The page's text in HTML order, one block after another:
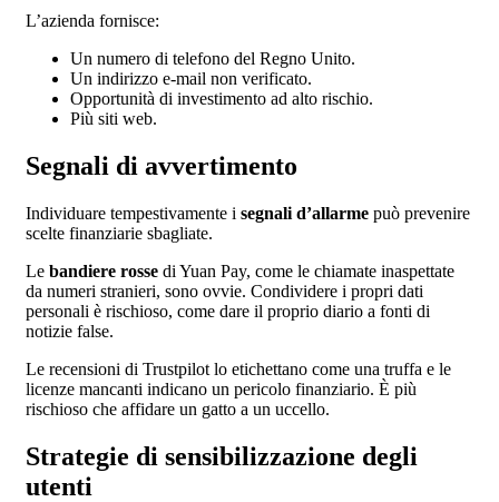
L’azienda fornisce:
Un numero di telefono del Regno Unito.
Un indirizzo e-mail non verificato.
Opportunità di investimento ad alto rischio.
Più siti web.
Segnali di avvertimento
Individuare tempestivamente i segnali d’allarme può prevenire
scelte finanziarie sbagliate.
Le bandiere rosse di Yuan Pay, come le chiamate inaspettate
da numeri stranieri, sono ovvie. Condividere i propri dati
personali è rischioso, come dare il proprio diario a fonti di
notizie false.
Le recensioni di Trustpilot lo etichettano come una truffa e le
licenze mancanti indicano un pericolo finanziario. È più
rischioso che affidare un gatto a un uccello.
Strategie di sensibilizzazione degli
utenti